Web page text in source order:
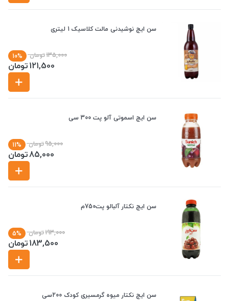
سن ایچ نوشیدنی مالت کلاسیک 1 لیتری
135,000تومان 10%
121,500تومان
سن ایچ اسموتی آلو پت 300 سی
95,000تومان 11%
85,000تومان
سن ایچ نکتار آلبالو پت750م
193,000تومان 5%
183,500تومان
سن ایچ نکتار میوه گرمسیری کودک 200سی